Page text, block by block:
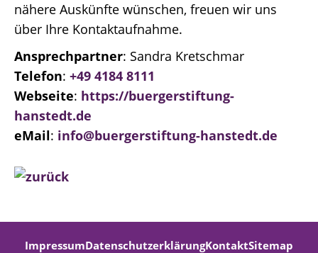
nähere Auskünfte wünschen, freuen wir uns
über Ihre Kontaktaufnahme.
Ansprechpartner: Sandra Kretschmar
Telefon: +49 4184 8111
Webseite: https://buergerstiftung-
hanstedt.de
eMail: info@buergerstiftung-hanstedt.de
ImpressumDatenschutzerklärungKontaktSitemap